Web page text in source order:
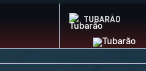
TUBARÃO